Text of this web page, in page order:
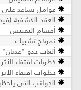
عوامل تساعد على
العقد الكشفية
أقسام التفتيش
نموذج تشبيك
ألعاب جدو
خطوات اقتفاء
خطوات اقتفاء الأثر
الجوانب التي